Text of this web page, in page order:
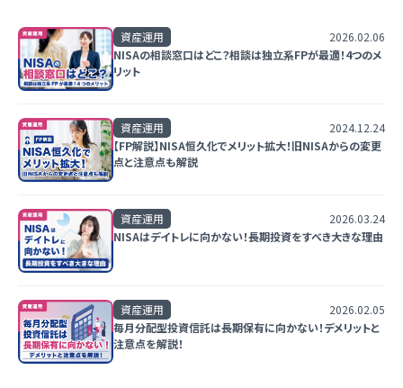
資産運用
2026.02.06
NISAの相談窓口はどこ？相談は独立系FPが最適！4つのメ
リット
資産運用
2024.12.24
【FP解説】NISA恒久化でメリット拡大！旧NISAからの変更
点と注意点も解説
資産運用
2026.03.24
NISAはデイトレに向かない！長期投資をすべき大きな理由
資産運用
2026.02.05
毎月分配型投資信託は長期保有に向かない！デメリットと
注意点を解説！